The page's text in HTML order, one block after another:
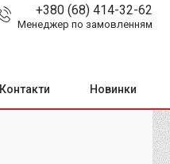
+380 (68) 414-32-62
Менеджер по замовленням
Контакти Новинки